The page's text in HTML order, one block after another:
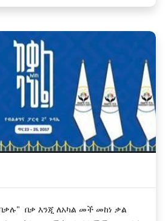
በቃሉ" በቃ እንጂ ለአካል መች መከነ ቃል